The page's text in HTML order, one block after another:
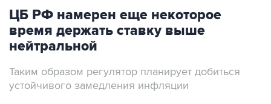
ЦБ РФ намерен еще некоторое
время держать ставку выше
нейтральной
Таким образом регулятор планирует добиться
устойчивого замедления инфляции